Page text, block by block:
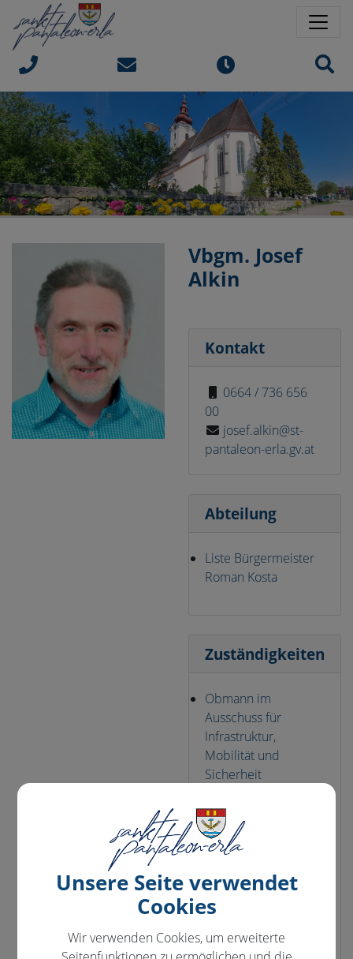
Sprungmarken
Springe direkt zu:
Vbgm. Josef
Alkin
Kontakt
0664 / 736 656
00
josef.alkin@st-
pantaleon-erla.gv.at
Abteilung
Liste Bürgermeister
Roman Kosta
Zuständigkeiten
Obmann im
Ausschuss für
Infrastruktur,
Mobilität und
Sicherheit
Ausschuss für
Projekte, Personal,
Verwaltung und
Obmann Stv. im
Ausschuss für
Umwelt und Klima
Unsere Seite verwendet
Cookies
Wir verwenden Cookies, um erweiterte